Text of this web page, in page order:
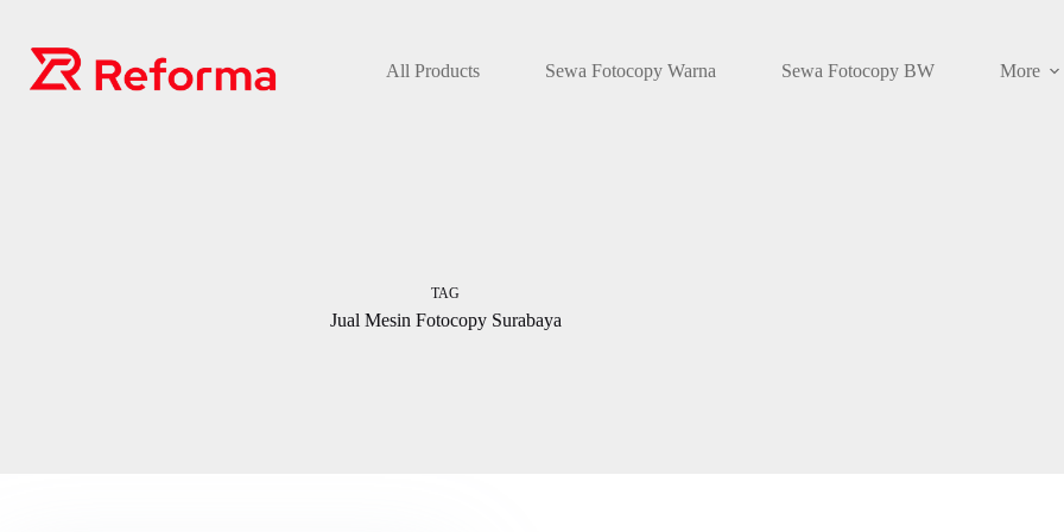
content
All Products
Sewa Fotocopy Warna Sewa Fotocopy BW More
TAG
Jual Mesin Fotocopy Surabaya